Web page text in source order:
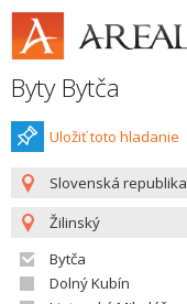
Byty Bytča
Uložiť toto hladanie
Slovenská republika
Žilinský
Bytča
Dolný Kubín